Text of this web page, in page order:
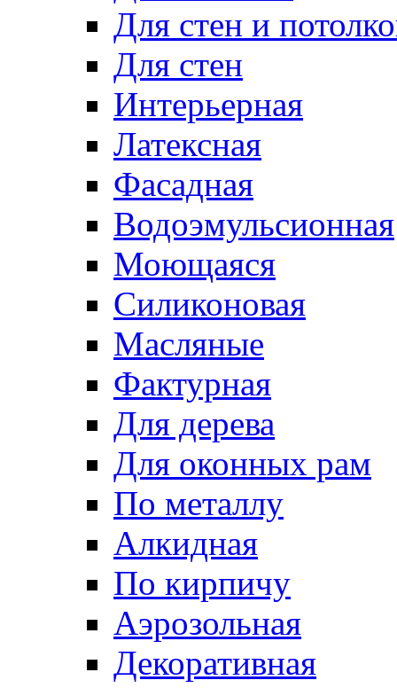
Для стен и
Для стен
Интерьерная
Латексная
Фасадная
Водоэмульсионная
Моющаяся
Силиконовая
Масляные
Фактурная
Для дерева
Для оконных рам
По металлу
Алкидная
По кирпичу
Аэрозольная
Декоративная